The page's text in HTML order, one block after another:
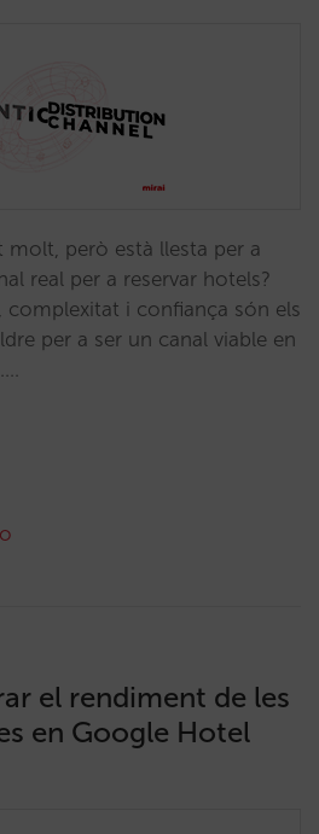
molt, però està llesta per a
real per a reservar hotels?
complexitat i confiança són els
per a ser un canal viable en
el rendiment de les
en Google Hotel